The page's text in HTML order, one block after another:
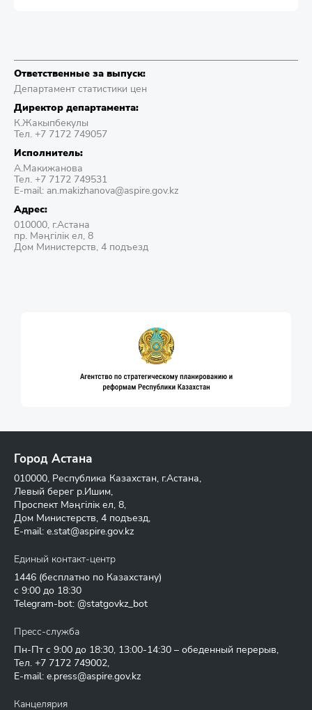
Ответственные за выпуск:
Департамент статистики цен
Директор департамента:
К.Жакыпбекулы
Тел. +7 7172 749057
Исполнитель:
А.Макижанова
Тел. +7 7172 749531
E-mail: an.makizhanova@aspire.gov.kz
Адрес:
010000, г.Астана
пр. Мәңгілік ел, 8
Дом Министерств, 4 подъезд
Город Астана
010000, Республика Казахстан, г.Астана,
Левый берег р.Ишим,
Проспект Мәңгілік ел, 8,
Дом Министерств, 4 подъезд,
E-mail: e.stat@aspire.gov.kz
Единый контакт-центр
1446 (бесплатно по Казахстану)
с 9:00 до 18:30
Telegram-bot: @statgovkz_bot
Пресс-служба
Пн-Пт с 9:00 до 18:30, 13:00-14:30 – обеденный перерыв,
Тел. +7 7172 749002,
E-mail: e.press@aspire.gov.kz
Канцелярия